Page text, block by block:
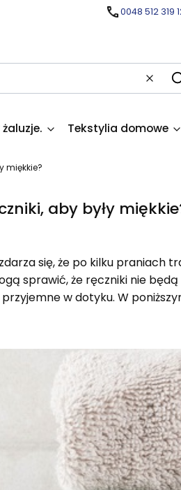
0048 512 319
Tekstylia domowe
miękkie?
aby były
się, że po kilku praniach
sprawić, że ręczniki nie
w dotyku. W